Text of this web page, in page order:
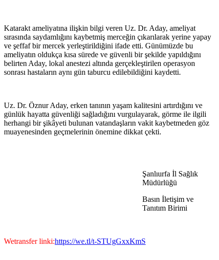
Katarakt ameliyatına ilişkin bilgi veren Uz. Dr. Aday, ameliyat
sırasında saydamlığını kaybetmiş merceğin çıkarılarak yerine yapay
ve şeffaf bir mercek yerleştirildiğini ifade etti. Günümüzde bu
ameliyatın oldukça kısa sürede ve güvenli bir şekilde yapıldığını
belirten Aday, lokal anestezi altında gerçekleştirilen operasyon
sonrası hastaların aynı gün taburcu edilebildiğini kaydetti.
Uz. Dr. Öznur Aday, erken tanının yaşam kalitesini artırdığını ve
günlük hayatta güvenliği sağladığını vurgulayarak, görme ile ilgili
herhangi bir şikâyeti bulunan vatandaşların vakit kaybetmeden göz
muayenesinden geçmelerinin önemine dikkat çekti.
Şanlıurfa İl Sağlık
Müdürlüğü
Basın İletişim ve
Tanıtım Birimi
Wetransfer linki:https://we.tl/t-STUgGxxKmS